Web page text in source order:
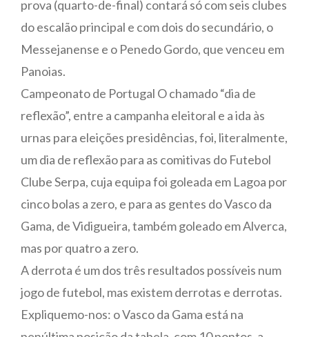
prova (quarto-de-final) contará só com seis clubes
do escalão principal e com dois do secundário, o
Messejanense e o Penedo Gordo, que venceu em
Panoias.
Campeonato de Portugal O chamado “dia de
reflexão”, entre a campanha eleitoral e a ida às
urnas para eleições presidências, foi, literalmente,
um dia de reflexão para as comitivas do Futebol
Clube Serpa, cuja equipa foi goleada em Lagoa por
cinco bolas a zero, e para as gentes do Vasco da
Gama, de Vidigueira, também goleado em Alverca,
mas por quatro a zero.
A derrota é um dos três resultados possíveis num
jogo de futebol, mas existem derrotas e derrotas.
Expliquemo-nos: o Vasco da Gama está na